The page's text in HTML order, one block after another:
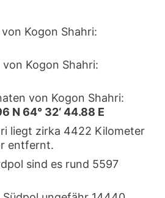
Kogon Shahri:
Kogon Shahri:
von Kogon Shahri:
N 64° 32‘ 44.88 E
liegt zirka 4422 Kilometer
entfernt.
sind es rund 5597